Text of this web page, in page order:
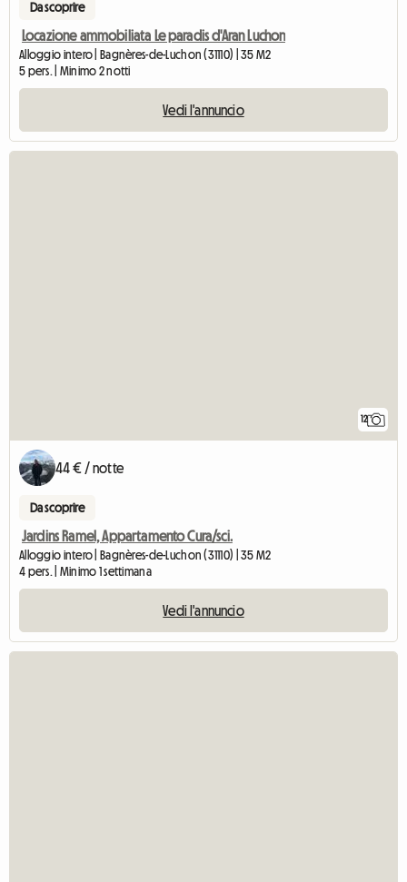
Da scoprire
Locazione ammobiliata Le paradis d'Aran Luchon
Alloggio intero | Bagnères-de-Luchon (31110) | 35 M2
5 pers. | Minimo 2 notti
Vedi l'annuncio
12
44 € / notte
Da scoprire
Jardins Ramel, Appartamento Cura/sci.
Alloggio intero | Bagnères-de-Luchon (31110) | 35 M2
4 pers. | Minimo 1 settimana
Vedi l'annuncio